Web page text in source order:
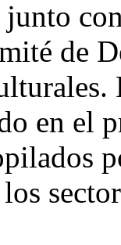
junto
de
en el